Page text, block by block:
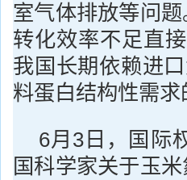
室气体排放等问
转化效率不足直
我国长期依赖进
料蛋白结构性需求
6月3日，国际
国科学家关于玉